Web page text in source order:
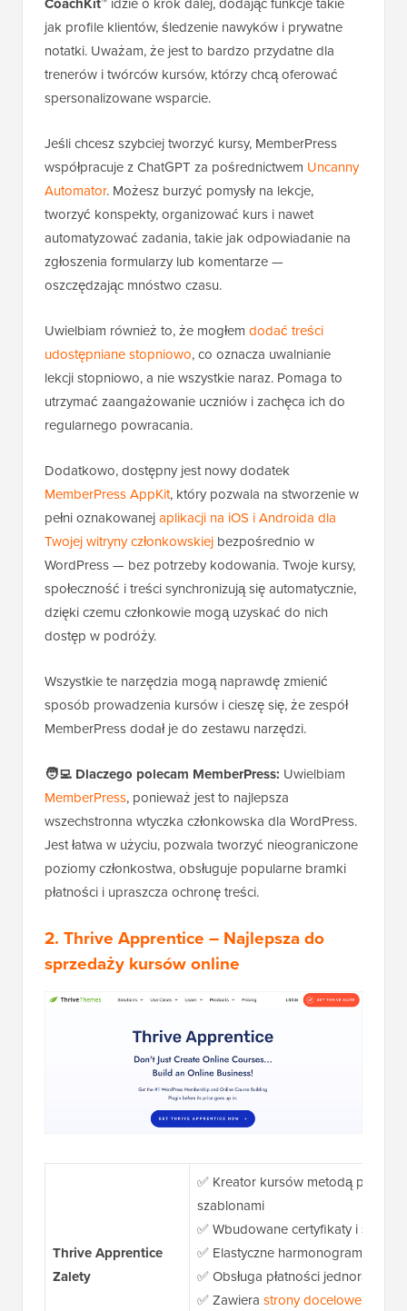
jak profile klientów, śledzenie nawyków i prywatne
notatki. Uważam, że jest to bardzo przydatne dla
trenerów i twórców kursów, którzy chcą oferować
spersonalizowane wsparcie.
Jeśli chcesz szybciej tworzyć kursy, MemberPress
współpracuje z ChatGPT za pośrednictwem Uncanny
Automator. Możesz burzyć pomysły na lekcje,
tworzyć konspekty, organizować kurs i nawet
automatyzować zadania, takie jak odpowiadanie na
zgłoszenia formularzy lub komentarze —
oszczędzając mnóstwo czasu.
Uwielbiam również to, że mogłem dodać treści
udostępniane stopniowo, co oznacza uwalnianie
lekcji stopniowo, a nie wszystkie naraz. Pomaga to
utrzymać zaangażowanie uczniów i zachęca ich do
regularnego powracania.
Dodatkowo, dostępny jest nowy dodatek
MemberPress AppKit, który pozwala na stworzenie w
pełni oznakowanejaplikacji na iOS i Androida dla
Twojej witryny członkowskiej bezpośrednio w
WordPress — bez potrzeby kodowania. Twoje kursy,
społeczność i treści synchronizują się automatycznie,
dzięki czemu członkowie mogą uzyskać do nich
dostęp w podróży.
Wszystkie te narzędzia mogą naprawdę zmienić
sposób prowadzenia kursów i cieszę się, że zespół
MemberPress dodał je do zestawu narzędzi.
🧑‍💻 Dlaczego polecam MemberPress: Uwielbiam
MemberPress, ponieważ jest to najlepsza
wszechstronna wtyczka członkowska dla WordPress.
Jest łatwa w użyciu, pozwala tworzyć nieograniczone
poziomy członkostwa, obsługuje popularne bramki
płatności i upraszcza ochronę treści.
2. Thrive Apprentice – Najlepsza do
sprzedaży kursów online
Thrive Apprentice
Zalety
✅ Kreator kursów metodą
szablonami
✅ Wbudowane certyfikaty i
✅ Elastyczne harmonogramy
✅ Obsługa płatności
✅ Zawiera strony docelowe,